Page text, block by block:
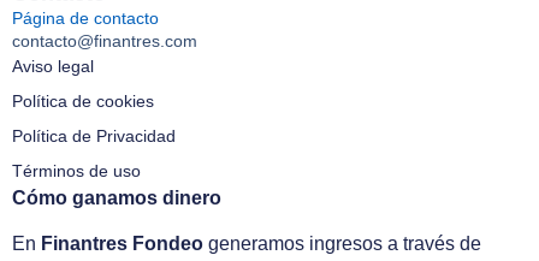
Página de contacto
contacto@finantres.com
Aviso legal
Política de cookies
Política de Privacidad
Términos de uso
Cómo ganamos dinero
En Finantres Fondeo generamos ingresos a través de